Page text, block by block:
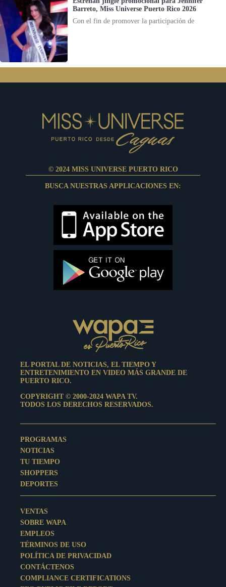
Barreto, Miss Universe Puerto Rico 2026
Con el fin de promover la participación de
© 2024 MISS UNIVERSE PUERTO RICO
BUSCA NUESTRAS APPLICACIONES EN:
EL PORTAL DE NOTICIAS, EL TIEMPO Y
ENTRETENIMIENTO EN VIDEO MÁS GRANDE DE
PUERTO RICO.
COPYRIGHT © 2000-2024 WAPA TV.
TODOS LOS DERECHOS RESERVADOS.
PROGRAMAS
NOTICIAS
TU TIEMPO
SHOPPERS
DEPORTES
VENTAS
SOBRE WAPA
EMPLEOS
TÉRMINOS DE USO
POLÍTICA DE PRIVACIDAD
CONTÁCTENOS
COMPLIANCE CERTIFICATIONS